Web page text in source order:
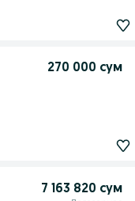
270 000 сум
7 163 820 сум